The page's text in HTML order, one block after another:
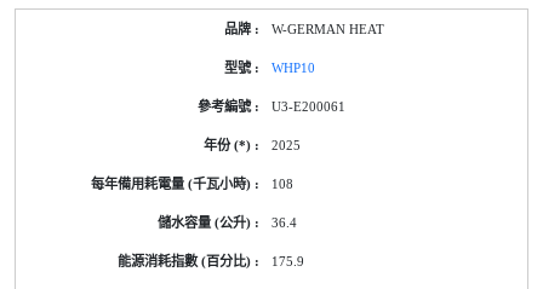
W-GERMAN HEAT
WHP10
U3-E200061
2025
108
36.4
175.9